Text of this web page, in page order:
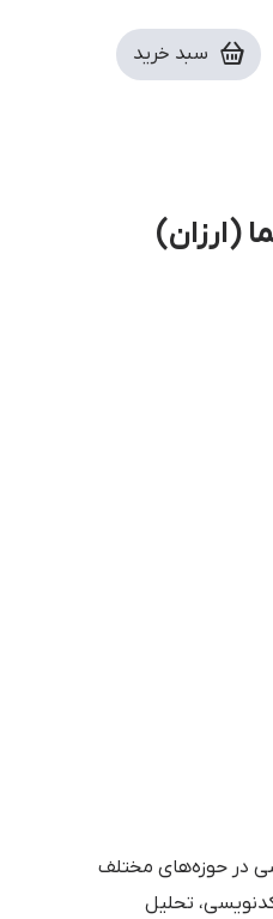
سبد خرید
در حوزه‌های مختلف
تحلیل